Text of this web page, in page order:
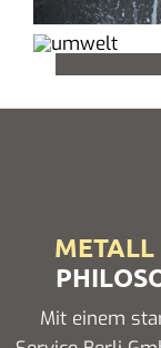
METALL
Mit einem